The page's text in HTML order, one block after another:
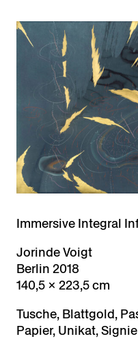
Immersive Integral
Jorinde Voigt
Berlin 2018
140,5 × 223,5 cm
Tusche, Blattgold,
Papier, Unikat,